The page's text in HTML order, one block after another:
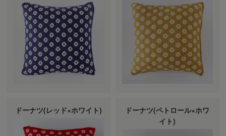
ドーナツ(レッド×ホワイト)
ドーナツ(ペトロール×ホワ
イト)